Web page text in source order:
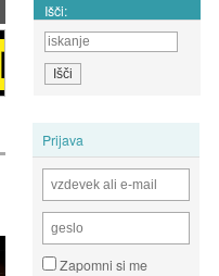
Išči:
Prijava
Zapomni si me